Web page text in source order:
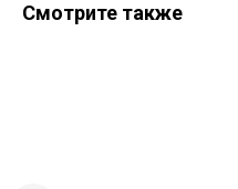
Смотрите также